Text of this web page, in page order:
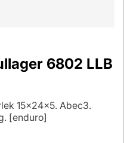
6802 LLB
15x24x5. Abec3.
[enduro]